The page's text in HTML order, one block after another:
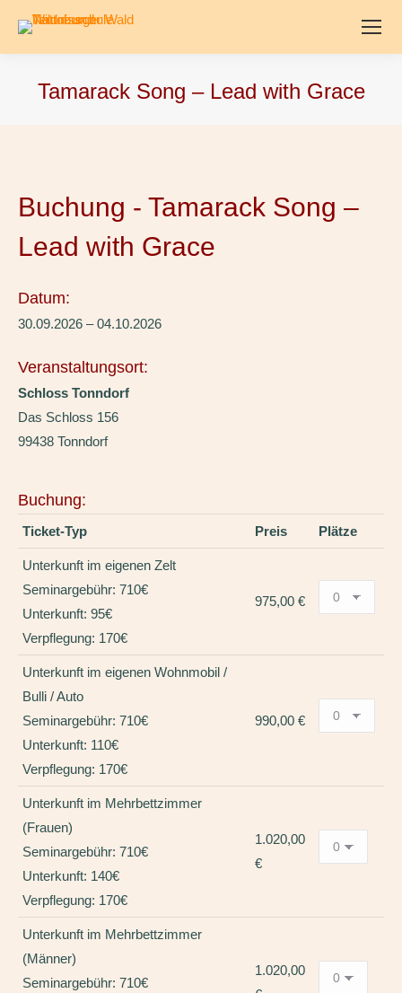
Tamarack Song – Lead with Grace
Buchung - Tamarack Song –
Lead with Grace
Datum:
30.09.2026 – 04.10.2026
Veranstaltungsort:
Schloss Tonndorf
Das Schloss 156
99438 Tonndorf
Buchung:
Ticket-Typ Preis Plätze
Unterkunft im eigenen Zelt
Seminargebühr: 710€
Unterkunft: 95€
Verpflegung: 170€
975,00 €
Unterkunft im eigenen Wohnmobil /
Bulli / Auto
Seminargebühr: 710€
Unterkunft: 110€
Verpflegung: 170€
990,00 €
Unterkunft im Mehrbettzimmer
(Frauen)
Seminargebühr: 710€
Unterkunft: 140€
Verpflegung: 170€
1.020,00
€
Unterkunft im Mehrbettzimmer
(Männer)
Seminargebühr: 710€
1.020,00